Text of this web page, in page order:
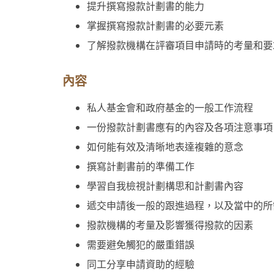
提升撰寫撥款計劃書的能力
掌握撰寫撥款計劃書的必要元素
了解撥款機構在評審項目申請時的考量和
內容
私人基金會和政府基金的一般工作流程
一份撥款計劃書應有的內容及各項注意事項
如何能有效及清晰地表達複雜的意念
撰寫計劃書前的準備工作
學習自我檢視計劃構思和計劃書內容
遞交申請後一般的跟進過程，以及當中的
撥款機構的考量及影響獲得撥款的因素
需要避免觸犯的嚴重錯誤
同工分享申請資助的經驗